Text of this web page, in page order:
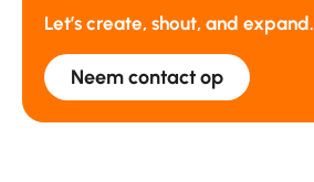
Let’s create, shout, and expand.
Neem contact op